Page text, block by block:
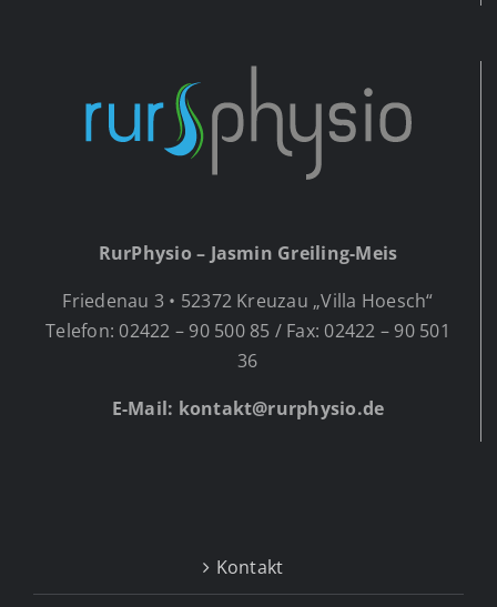
RurPhysio – Jasmin Greiling-Meis
Friedenau 3 • 52372 Kreuzau „Villa Hoesch“
Telefon: 02422 – 90 500 85 / Fax: 02422 – 90 501
36
E-Mail: kontakt@rurphysio.de
Kontakt